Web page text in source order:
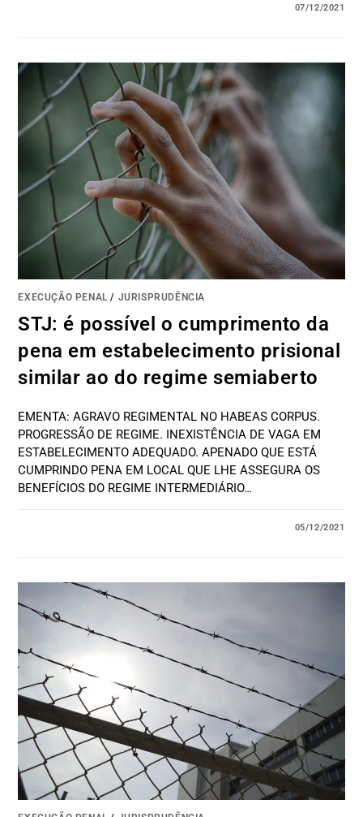
07/12/2021
EXECUÇÃO PENAL/ JURISPRUDÊNCIA
STJ: é possível o cumprimento da
pena em estabelecimento prisional
similar ao do regime semiaberto
EMENTA: AGRAVO REGIMENTAL NO HABEAS CORPUS.
PROGRESSÃO DE REGIME. INEXISTÊNCIA DE VAGA EM
ESTABELECIMENTO ADEQUADO. APENADO QUE ESTÁ
CUMPRINDO PENA EM LOCAL QUE LHE ASSEGURA OS
BENEFÍCIOS DO REGIME INTERMEDIÁRIO…
05/12/2021